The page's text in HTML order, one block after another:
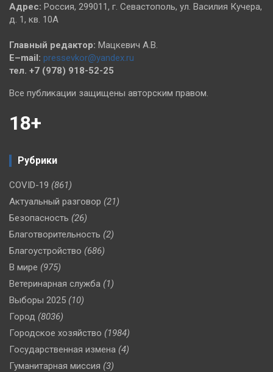
Адрес: Россия, 299011, г. Севастополь, ул. Василия Кучера,
д. 1, кв. 10А
Главный редактор: Мацкевич А.В.
E–mail: pressevkor@yandex.ru
тел. +7 (978) 918-52-25
Все публикации защищены авторским правом.
18+
Рубрики
COVID-19 (861)
Актуальный разговор (21)
Безопасность (26)
Благотворительность (2)
Благоустройство (686)
В мире (975)
Ветеринарная служба (1)
Выборы 2025 (10)
Город (8036)
Городское хозяйство (1984)
Государственная измена (4)
Гуманитарная миссия (3)